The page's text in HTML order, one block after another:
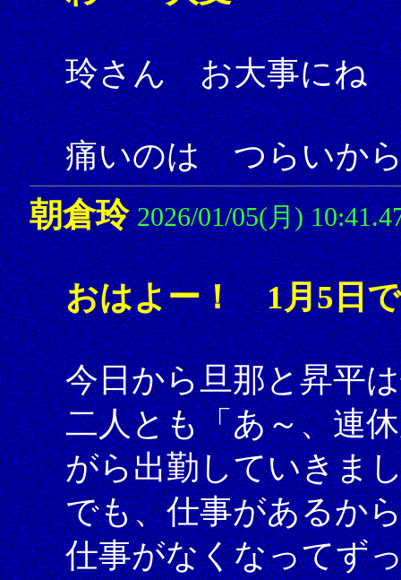
玲さん お大事にね
痛いのは つらいか
朝倉玲 2026/01/05(月)
おはよー！ 1月5日
今日から旦那と昇平
二人とも「あ～、連
がら出勤していきま
でも、仕事があるか
仕事がなくなってず